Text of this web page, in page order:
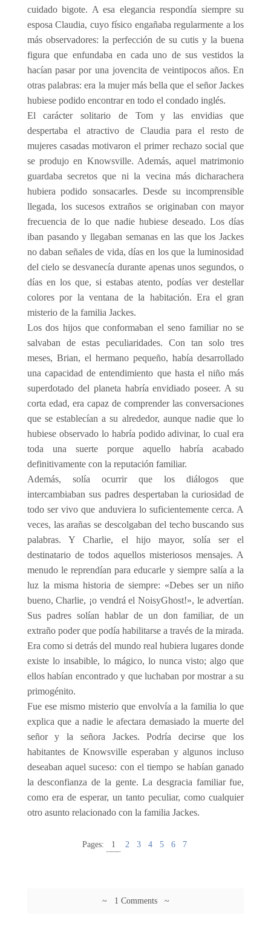
cuidado bigote. A esa elegancia respondía siempre su
esposa Claudia, cuyo físico engañaba regularmente a los
más observadores: la perfección de su cutis y la buena
figura que enfundaba en cada uno de sus vestidos la
hacían pasar por una jovencita de veintipocos años. En
otras palabras: era la mujer más bella que el señor Jackes
hubiese podido encontrar en todo el condado inglés.
El carácter solitario de Tom y las envidias que
despertaba el atractivo de Claudia para el resto de
mujeres casadas motivaron el primer rechazo social que
se produjo en Knowsville. Además, aquel matrimonio
guardaba secretos que ni la vecina más dicharachera
hubiera podido sonsacarles. Desde su incomprensible
llegada, los sucesos extraños se originaban con mayor
frecuencia de lo que nadie hubiese deseado. Los días
iban pasando y llegaban semanas en las que los Jackes
no daban señales de vida, días en los que la luminosidad
del cielo se desvanecía durante apenas unos segundos, o
días en los que, si estabas atento, podías ver destellar
colores por la ventana de la habitación. Era el gran
misterio de la familia Jackes.
Los dos hijos que conformaban el seno familiar no se
salvaban de estas peculiaridades. Con tan solo tres
meses, Brian, el hermano pequeño, había desarrollado
una capacidad de entendimiento que hasta el niño más
superdotado del planeta habría envidiado poseer. A su
corta edad, era capaz de comprender las conversaciones
que se establecían a su alrededor, aunque nadie que lo
hubiese observado lo habría podido adivinar, lo cual era
toda una suerte porque aquello habría acabado
definitivamente con la reputación familiar.
Además, solía ocurrir que los diálogos que
intercambiaban sus padres despertaban la curiosidad de
todo ser vivo que anduviera lo suficientemente cerca. A
veces, las arañas se descolgaban del techo buscando sus
palabras. Y Charlie, el hijo mayor, solía ser el
destinatario de todos aquellos misteriosos mensajes. A
menudo le reprendían para educarle y siempre salía a la
luz la misma historia de siempre: «Debes ser un niño
bueno, Charlie, ¡o vendrá el NoisyGhost!», le advertían.
Sus padres solían hablar de un don familiar, de un
extraño poder que podía habilitarse a través de la mirada.
Era como si detrás del mundo real hubiera lugares donde
existe lo insabible, lo mágico, lo nunca visto; algo que
ellos habían encontrado y que luchaban por mostrar a su
primogénito.
Fue ese mismo misterio que envolvía a la familia lo que
explica que a nadie le afectara demasiado la muerte del
señor y la señora Jackes. Podría decirse que los
habitantes de Knowsville esperaban y algunos incluso
deseaban aquel suceso: con el tiempo se habían ganado
la desconfianza de la gente. La desgracia familiar fue,
como era de esperar, un tanto peculiar, como cualquier
otro asunto relacionado con la familia Jackes.
Pages: 1 2 3 4 5 6 7
~ 1 Comments ~